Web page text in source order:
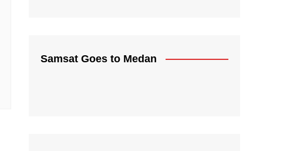
Samsat Goes to Medan